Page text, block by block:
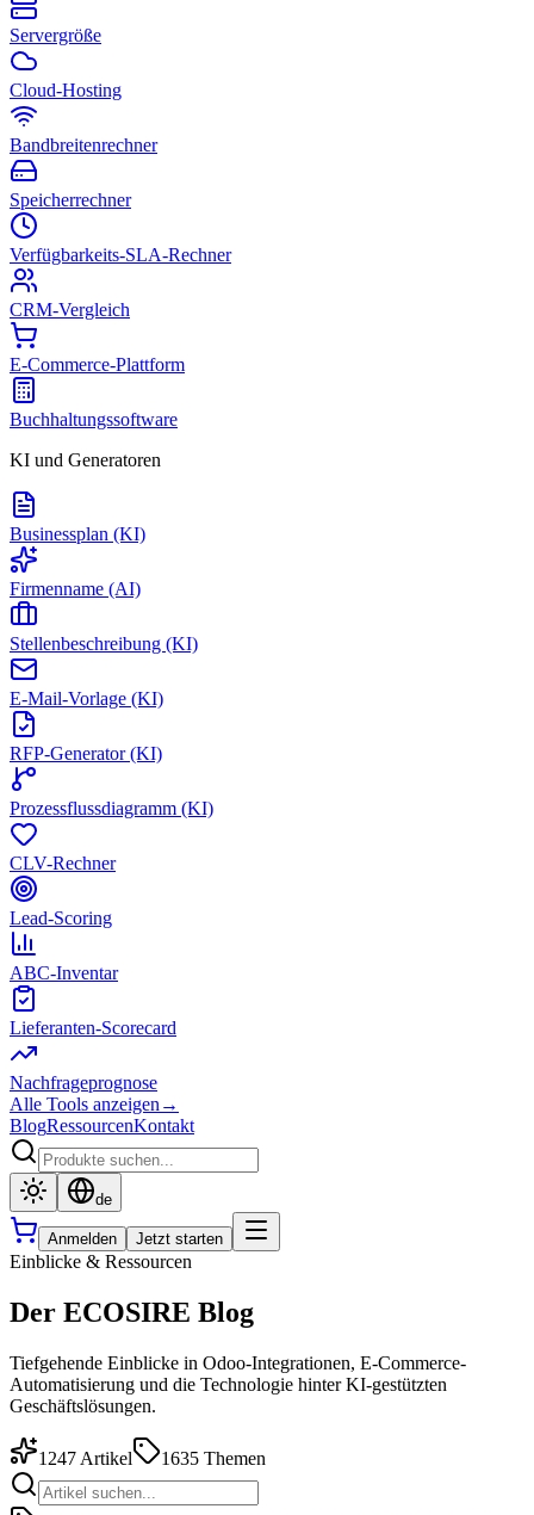
Servergröße
Cloud-Hosting
Bandbreitenrechner
Speicherrechner
Verfügbarkeits-SLA-Rechner
CRM-Vergleich
E-Commerce-Plattform
Buchhaltungssoftware
KI und Generatoren
Businessplan (KI)
Firmenname (AI)
Stellenbeschreibung (KI)
E-Mail-Vorlage (KI)
RFP-Generator (KI)
Prozessflussdiagramm (KI)
CLV-Rechner
Lead-Scoring
ABC-Inventar
Lieferanten-Scorecard
Nachfrageprognose
Alle Tools anzeigen →
BlogRessourcenKontakt
de
Anmelden Jetzt starten
Einblicke & Ressourcen
Der ECOSIRE Blog
Tiefgehende Einblicke in Odoo-Integrationen, E-Commerce-
Automatisierung und die Technologie hinter KI-gestützten
Geschäftslösungen.
1247 Artikel 1635 Themen